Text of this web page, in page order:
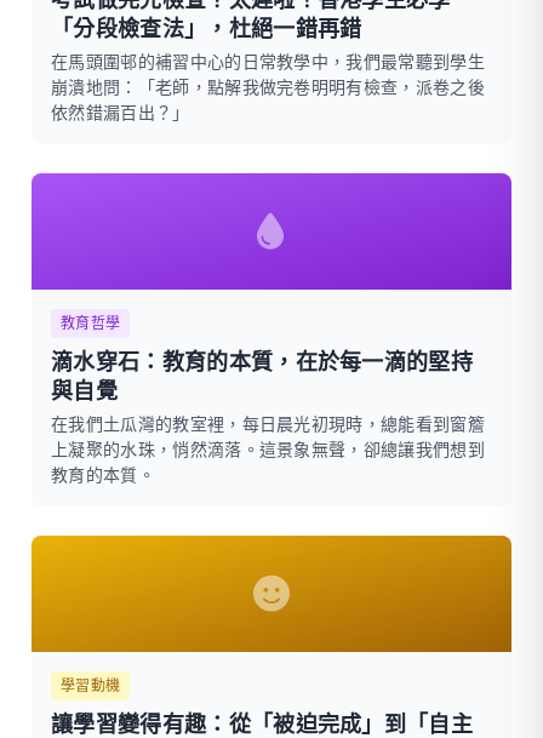
「分段檢查法」，杜絕一錯再錯
在馬頭圍邨的補習中心的日常教學中，我們最常聽到學生
崩潰地問：「老師，點解我做完卷明明有檢查，派卷之後
依然錯漏百出？」
教育哲學
滴水穿石：教育的本質，在於每一滴的堅持
與自覺
在我們土瓜灣的教室裡，每日晨光初現時，總能看到窗簷
上凝聚的水珠，悄然滴落。這景象無聲，卻總讓我們想到
教育的本質。
學習動機
讓學習變得有趣：從「被迫完成」到「自主